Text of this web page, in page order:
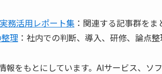
務活用レポート集 ：関連する記事群をま
理 ：社内での判断、導入、研修、論点
報をもとにしています。AIサービス、ソ